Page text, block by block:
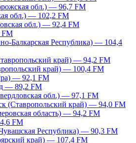
обл.) — 96,7 FM
обл.) — 102,2 FM
обл.) — 92,4 FM
Балкарская Республика) — 104,4
край) — 94,2 FM
край) — 100,4 FM
— 92,1 FM
— 89,2 FM
обл.) — 97,1 FM
(Ставропольский край) — 94,0 FM
область) — 94,2 FM
FM
Республика) — 90,3 FM
край) — 107,4 FM